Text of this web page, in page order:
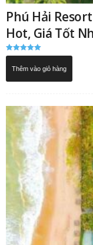
Phú Hải
Hot, Giá Tốt
Được xếp
5.00
Thêm vào giỏ hàng